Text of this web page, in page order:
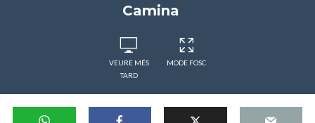
Camina
VEURE MÉS
TARD
MODE FOSC